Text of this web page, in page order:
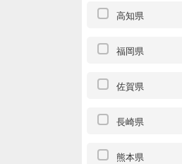
高知県
福岡県
佐賀県
長崎県
熊本県